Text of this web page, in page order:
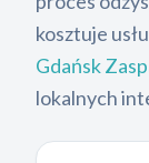
kosztuje
Gdańsk
lokalnych